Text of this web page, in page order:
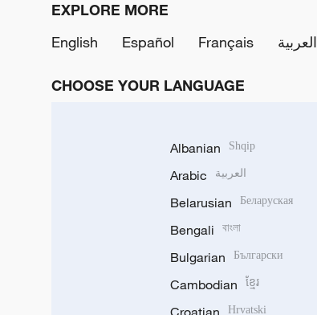
EXPLORE MORE
English
Español Français العربية
CHOOSE YOUR LANGUAGE
Albanian Shqip
Arabic العربية
Belarusian Беларуская
Bengali বাংলা
Bulgarian Български
Cambodian ខ្មែរ
Hrvatski